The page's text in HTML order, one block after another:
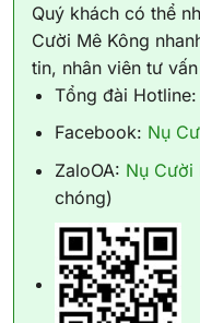
Quý khách có thể
Cười Mê Kông
tin, nhân viên tư
Tổng đài Hotline:
Facebook: Nụ
ZaloOA: Nụ Cười
chóng)